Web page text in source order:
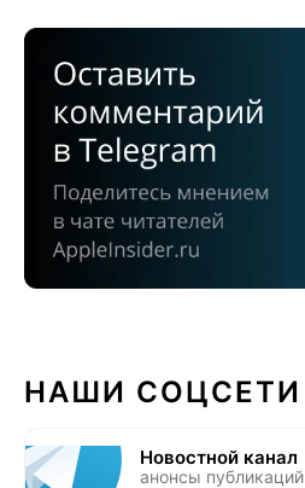
НАШИ СОЦСЕТИ
Новостной канал
анонсы публикаций